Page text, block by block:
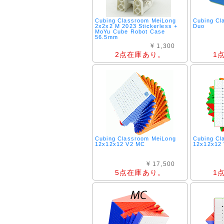
Cubing Classroom MeiLong
2x2x2 M 2023 Stickerless +
MoYu Cube Robot Case
56.5mm
¥ 1,300
2点在庫あり。
Cubing
Duo
1
Cubing Classroom MeiLong
12x12x12 V2 MC
¥ 17,500
5点在庫あり。
Cubing
12x12x12
1